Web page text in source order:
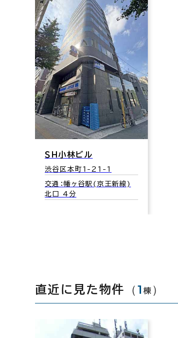
ＳＨ小林ビル
渋谷区本町1-21-1
交通：幡ヶ谷駅(京王新線)
北口 4分
直近に見た物件 （1 棟 ）